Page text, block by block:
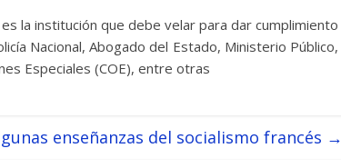
la institución que debe velar para dar cumplimiento
Nacional, Abogado del Estado, Ministerio Público,
Especiales (COE), entre otras
enseñanzas del socialismo francés →